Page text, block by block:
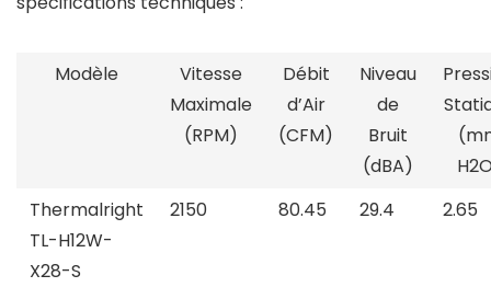
Modèle
Vitesse
Maximale
(RPM)
Débit
d’Air
(CFM)
Niveau
de
Bruit
(dBA)
Thermalright
TL-H12W-
X28-S
2150 80.45 29.4 2.65